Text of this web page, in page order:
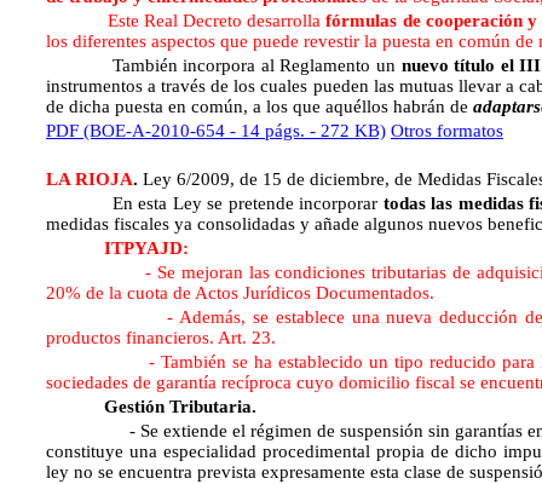
Este Real Decreto desarrollafórmulas de cooperación
los diferentes aspectos que puede revestir la puesta en común
También incorpora al Reglamento un nuevo título el III
instrumentos a través de los cuales pueden las mutuas llevar a
de dicha puesta en común, a los que aquéllos habrán de
PDF (BOE-A-2010-654 - 14 págs. - 272 KB) Otros formatos
LA RIOJA. Ley 6/2009, de 15 de diciembre, de Medidas
En esta Ley se pretende incorporar todas las medidas
medidas fiscales ya consolidadas y añade algunos nuevos
ITPYAJD:
- Se mejoran las condiciones tributarias de adquisición
20% de la cuota de Actos Jurídicos Documentados.
- Además, se establece una nueva deducción del
productos financieros. Art. 23.
- También se ha establecido un tipo reducido para las
sociedades de garantía recíproca cuyo domicilio fiscal se
Gestión Tributaria.
- Se extiende el régimen de suspensión sin garantías en
constituye una especialidad procedimental propia de dicho
ley no se encuentra prevista expresamente esta clase de